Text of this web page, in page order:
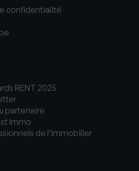
confidentialité
RENT 2025
partenaire
Immo
de l’immobilier